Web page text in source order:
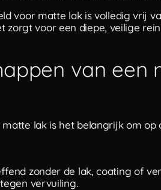
voor matte lak is volledig vrij
zorgt voor een diepe, veilige
van een
lak is het belangrijk om
zonder de lak, coating of
vervuiling.